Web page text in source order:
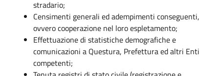
stradario;
Censimenti generali ed adempimenti conseguenti,
ovvero cooperazione nel loro espletamento;
Effettuazione di statistiche demografiche e
comunicazioni a Questura, Prefettura ed altri Enti
competenti;